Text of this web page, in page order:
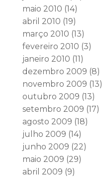
maio 2010 (14)
abril 2010 (19)
março 2010 (13)
fevereiro 2010 (3)
janeiro 2010 (11)
dezembro 2009 (8)
novembro 2009 (13)
outubro 2009 (13)
setembro 2009 (17)
agosto 2009 (18)
julho 2009 (14)
junho 2009 (22)
maio 2009 (29)
abril 2009 (9)